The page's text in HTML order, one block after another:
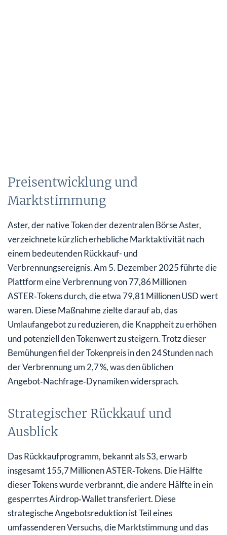
Preisentwicklung und
Marktstimmung
Aster, der native Token der dezentralen Börse Aster,
verzeichnete kürzlich erhebliche Marktaktivität nach
einem bedeutenden Rückkauf- und
Verbrennungsereignis. Am 5. Dezember 2025 führte die
Plattform eine Verbrennung von 77,86 Millionen
ASTER‑Tokens durch, die etwa 79,81 Millionen USD wert
waren. Diese Maßnahme zielte darauf ab, das
Umlaufangebot zu reduzieren, die Knappheit zu erhöhen
und potenziell den Tokenwert zu steigern. Trotz dieser
Bemühungen fiel der Tokenpreis in den 24 Stunden nach
der Verbrennung um 2,7 %, was den üblichen
Angebot‑Nachfrage‑Dynamiken widersprach.
Strategischer Rückkauf und
Ausblick
Das Rückkaufprogramm, bekannt als S3, erwarb
insgesamt 155,7 Millionen ASTER‑Tokens. Die Hälfte
dieser Tokens wurde verbrannt, die andere Hälfte in ein
gesperrtes Airdrop‑Wallet transferiert. Diese
strategische Angebotsreduktion ist Teil eines
umfassenderen Versuchs, die Marktstimmung und das